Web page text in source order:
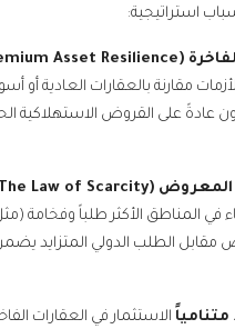
عادةً على القروض الاستهلاكية
الطلب الدولي المتزايد يضمن
الاستثمار في العقارات